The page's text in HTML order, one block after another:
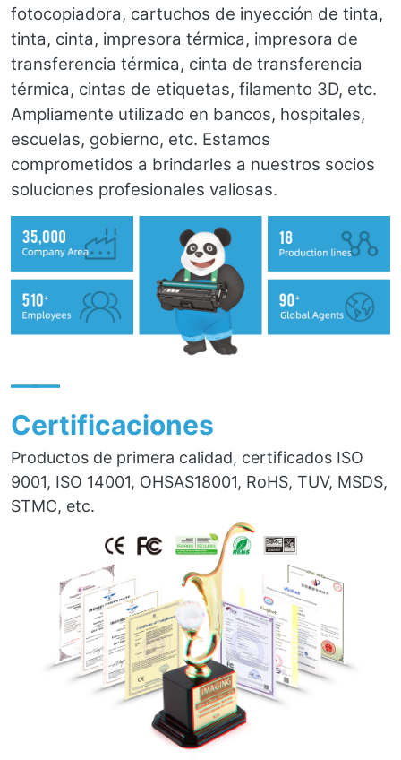
fotocopiadora, cartuchos de inyección de tinta,
tinta, cinta, impresora térmica, impresora de
transferencia térmica, cinta de transferencia
térmica, cintas de etiquetas, filamento 3D, etc.
Ampliamente utilizado en bancos, hospitales,
escuelas, gobierno, etc. Estamos
comprometidos a brindarles a nuestros socios
soluciones profesionales valiosas.
——
Certificaciones
Productos de primera calidad, certificados ISO
9001, ISO 14001, OHSAS18001, RoHS, TUV, MSDS,
STMC, etc.